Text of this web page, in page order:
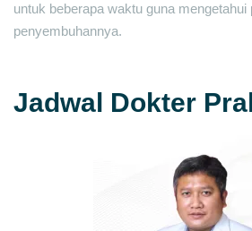
untuk beberapa waktu guna mengetahui
penyembuhannya.
Jadwal Dokter